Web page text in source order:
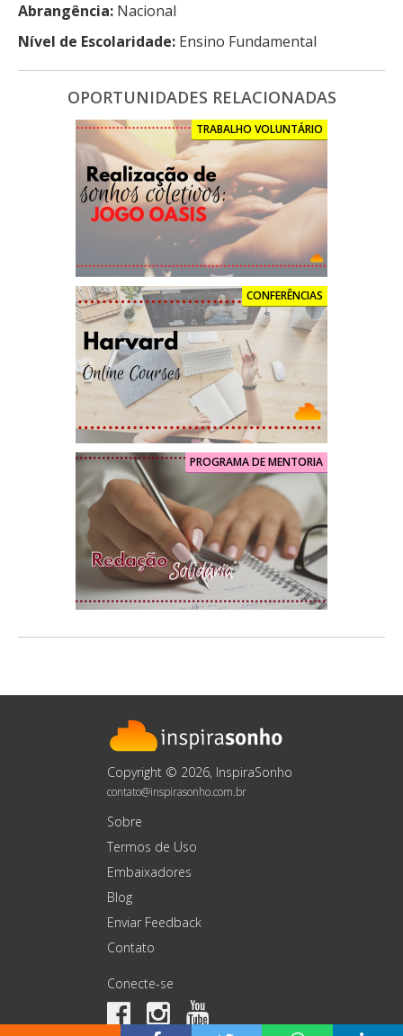
Abrangência: Nacional
Nível de Escolaridade: Ensino Fundamental
OPORTUNIDADES RELACIONADAS
TRABALHO VOLUNTÁRIO
CONFERÊNCIAS
PROGRAMA DE MENTORIA
Copyright © 2026, InspiraSonho
contato@inspirasonho.com.br
Sobre
Termos de Uso
Embaixadores
Blog
Enviar Feedback
Contato
Conecte-se